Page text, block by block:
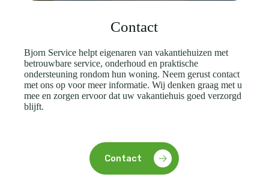
Contact
Bjorn Service helpt eigenaren van vakantiehuizen met
betrouwbare service, onderhoud en praktische
ondersteuning rondom hun woning. Neem gerust contact
met ons op voor meer informatie. Wij denken graag met u
mee en zorgen ervoor dat uw vakantiehuis goed verzorgd
blijft.
Contact